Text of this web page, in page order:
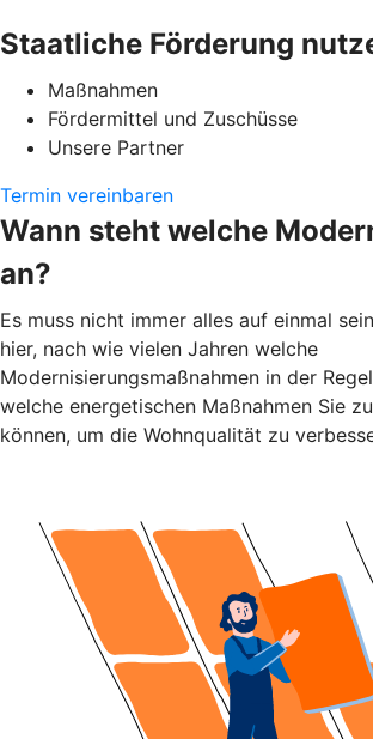
Staatliche Förderung
Maßnahmen
Fördermittel und Zuschüsse
Unsere Partner
Termin vereinbaren
Wann steht welche
an?
Es muss nicht immer alles auf einmal
hier, nach wie vielen Jahren welche
Modernisierungsmaßnahmen in der
welche energetischen Maßnahmen Sie
können, um die Wohnqualität zu